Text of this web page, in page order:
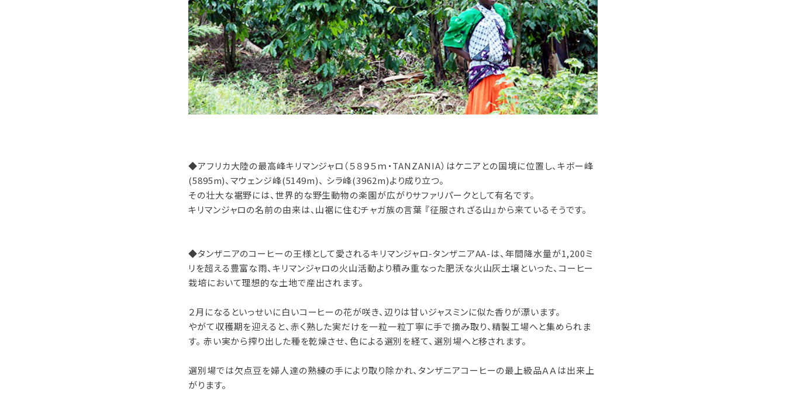
◆アフリカ大陸の最高峰キリマンジャロ（５８９５ｍ・TANZANIA）はケニアとの国境に位置し、キボー峰
(5895m)、マウェンジ峰(5149m)、 シラ峰(3962m)より成り立つ。
その壮大な裾野には、世界的な野生動物の楽園が広がりサファリパークとして有名です。
キリマンジャロの名前の由来は、山裾に住むチャガ族の言葉 『征服されざる山』から来ているそうです。
◆タンザニアのコーヒーの王様として愛されるキリマンジャロ-タンザニアAA-は、年間降水量が1,200ミ
リを超える豊富な雨、キリマンジャロの火山活動より積み重なった肥沃な火山灰土壌といった、コーヒー
栽培において理想的な土地で産出されます。
２月になるといっせいに白いコーヒーの花が咲き、辺りは甘いジャスミンに似た香りが漂います。
やがて収穫期を迎えると、赤く熟した実だけを一粒一粒丁寧に手で摘み取り、精製工場へと集められま
す。 赤い実から搾り出した種を乾燥させ、色による選別を経て、選別場へと移されます。
選別場では欠点豆を婦人達の熟練の手により取り除かれ、タンザニアコーヒーの最上級品ＡＡは出来上
がります。